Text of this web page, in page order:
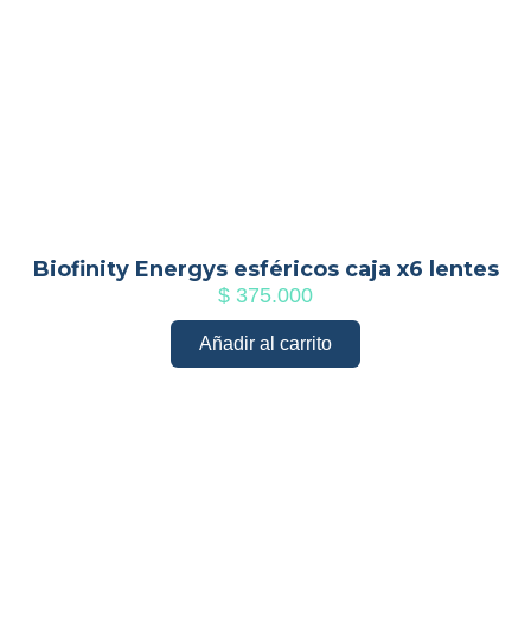
Biofinity Energys esféricos caja x6 lentes
$ 375.000
Añadir al carrito